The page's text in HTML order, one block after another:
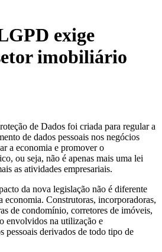
exige
imobiliário
de Dados foi criada para regular a
de dados pessoais nos negócios
a economia e promover o
ou seja, não é apenas mais uma lei
as atividades empresariais.
da nova legislação não é diferente
economia. Construtoras, incorporadoras,
de condomínio, corretores de imóveis,
envolvidos na utilização e
pessoais derivados de todo tipo de